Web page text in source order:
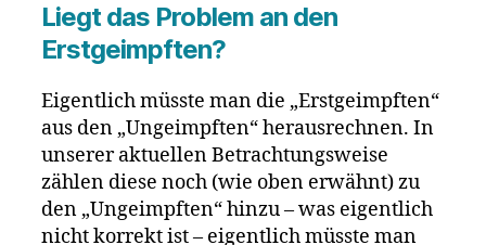
Liegt das Problem an den
Erstgeimpften?
Eigentlich müsste man die „Erstgeimpften“
aus den „Ungeimpften“ herausrechnen. In
unserer aktuellen Betrachtungsweise
zählen diese noch (wie oben erwähnt) zu
den „Ungeimpften“ hinzu – was eigentlich
nicht korrekt ist – eigentlich müsste man